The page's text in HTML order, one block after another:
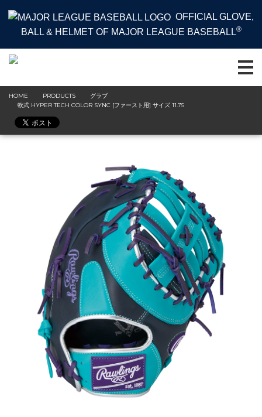
OFFICIAL GLOVE,
BALL & HELMET OF MAJOR LEAGUE BASEBALL®
HOME PRODUCTS
グラブ
軟式 HYPER TECH COLOR SYNC [ファースト用] サイズ 11.75